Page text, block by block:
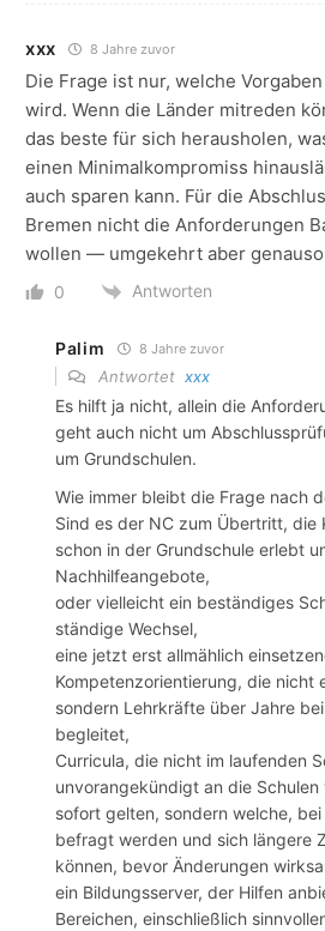
xxx 8 Jahre zuvor
Die Frage ist nur, welche
wird. Wenn die Länder mitreden
das beste für sich herausholen,
einen Minimalkompromiss
auch sparen kann. Für die
Bremen nicht die Anforderungen
wollen — umgekehrt aber
0 Antworten
Palim 8 Jahre zuvor
Antwortet xxx
Es hilft ja nicht, allein die
geht auch nicht um
um Grundschulen.
Wie immer bleibt die Frage nach
Sind es der NC zum Übertritt, die
schon in der Grundschule erlebt
Nachhilfeangebote,
oder vielleicht ein beständiges
ständige Wechsel,
eine jetzt erst allmählich
Kompetenzorientierung, die nicht
sondern Lehrkräfte über Jahre
begleitet,
Curricula, die nicht im laufenden
unvorangekündigt an die
sofort gelten, sondern welche,
befragt werden und sich längere
können, bevor Änderungen
ein Bildungsserver, der Hilfen
Bereichen, einschließlich